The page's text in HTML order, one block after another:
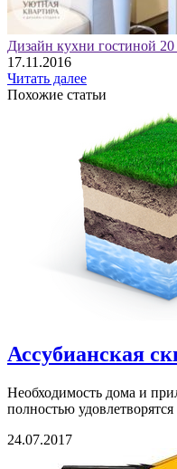
Дизайн кухни гостиной
17.11.2016
Читать далее
Похожие статьи
Ассубианская
Необходимость дома и
полностью
24.07.2017